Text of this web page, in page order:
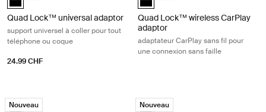
Quad Lock™ universal adaptor
support universel à coller pour tout
téléphone ou coque
24.99 CHF
Quad Lock™ wireless CarPlay
adaptor
adaptateur CarPlay sans fil pour
une connexion sans faille
Quad Lock dual car charger chargeur de voiture rapide 48W avec
Nouveau
Quad Lock dual car charger Noir (selected)
Quad Lock MAG™ phone ring grip
Nouveau
Quad Lock MAG™ phone ring